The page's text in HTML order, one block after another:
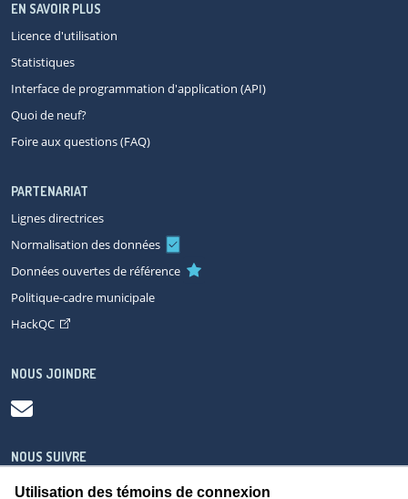
Utilisation des témoins de connexion
EN SAVOIR PLUS
Licence d'utilisation
Statistiques
Interface de programmation d'application (API)
Quoi de neuf?
Foire aux questions (FAQ)
PARTENARIAT
Lignes directrices
Normalisation des données
Données ouvertes de référence
Politique-cadre municipale
HackQC
NOUS JOINDRE
NOUS SUIVRE